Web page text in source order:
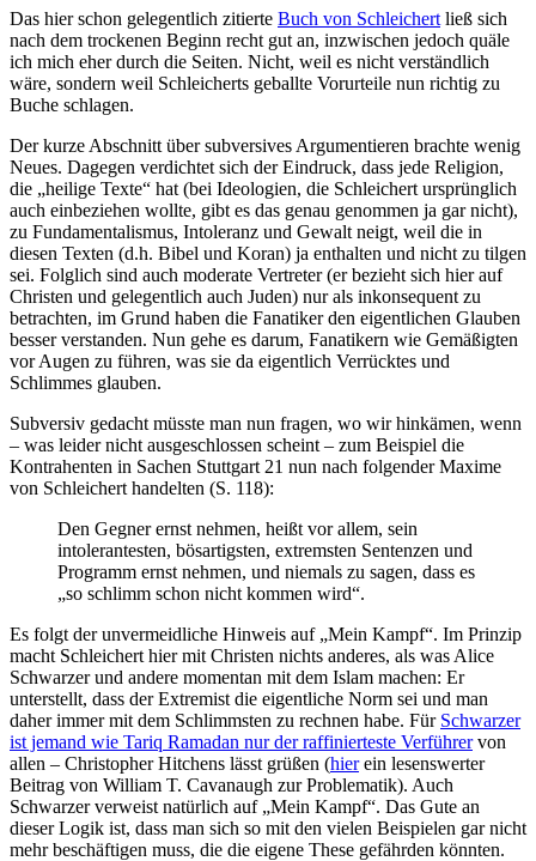
Das hier schon gelegentlich zitierte Buch von Schleichert ließ sich
nach dem trockenen Beginn recht gut an, inzwischen jedoch quäle
ich mich eher durch die Seiten. Nicht, weil es nicht verständlich
wäre, sondern weil Schleicherts geballte Vorurteile nun richtig zu
Buche schlagen.
Der kurze Abschnitt über subversives Argumentieren brachte wenig
Neues. Dagegen verdichtet sich der Eindruck, dass jede Religion,
die „heilige Texte“ hat (bei Ideologien, die Schleichert ursprünglich
auch einbeziehen wollte, gibt es das genau genommen ja gar nicht),
zu Fundamentalismus, Intoleranz und Gewalt neigt, weil die in
diesen Texten (d.h. Bibel und Koran) ja enthalten und nicht zu tilgen
sei. Folglich sind auch moderate Vertreter (er bezieht sich hier auf
Christen und gelegentlich auch Juden) nur als inkonsequent zu
betrachten, im Grund haben die Fanatiker den eigentlichen Glauben
besser verstanden. Nun gehe es darum, Fanatikern wie Gemäßigten
vor Augen zu führen, was sie da eigentlich Verrücktes und
Schlimmes glauben.
Subversiv gedacht müsste man nun fragen, wo wir hinkämen, wenn
– was leider nicht ausgeschlossen scheint – zum Beispiel die
Kontrahenten in Sachen Stuttgart 21 nun nach folgender Maxime
von Schleichert handelten (S. 118):
Den Gegner ernst nehmen, heißt vor allem, sein
intolerantesten, bösartigsten, extremsten Sentenzen und
Programm ernst nehmen, und niemals zu sagen, dass es
„so schlimm schon nicht kommen wird“.
Es folgt der unvermeidliche Hinweis auf „Mein Kampf“. Im Prinzip
macht Schleichert hier mit Christen nichts anderes, als was Alice
Schwarzer und andere momentan mit dem Islam machen: Er
unterstellt, dass der Extremist die eigentliche Norm sei und man
daher immer mit dem Schlimmsten zu rechnen habe. Für Schwarzer
ist jemand wie Tariq Ramadan nur der raffinierteste Verführervon
allen – Christopher Hitchens lässt grüßen (hierein lesenswerter
Beitrag von William T. Cavanaugh zur Problematik). Auch
Schwarzer verweist natürlich auf „Mein Kampf“. Das Gute an
dieser Logik ist, dass man sich so mit den vielen Beispielen gar nicht
mehr beschäftigen muss, die die eigene These gefährden könnten.